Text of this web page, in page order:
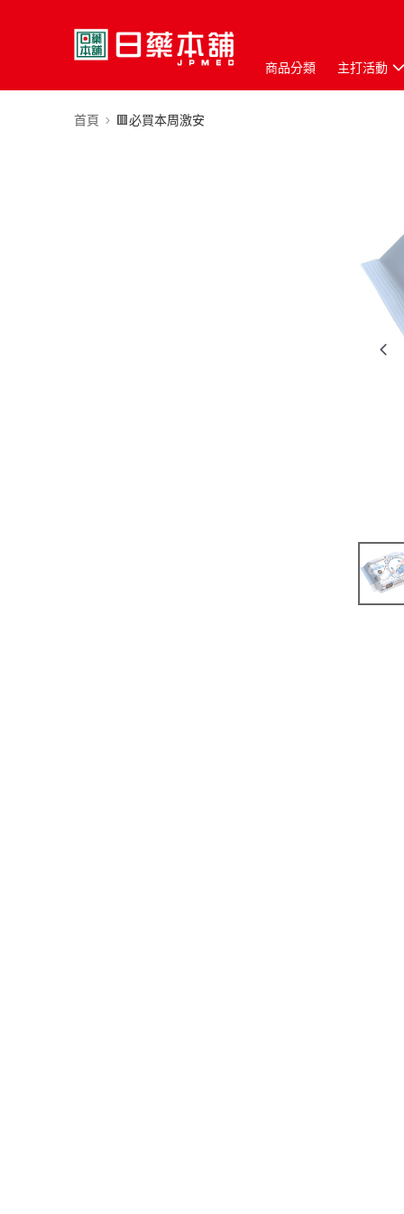
商品分類 主打活動
首頁 🟥必買本周激安